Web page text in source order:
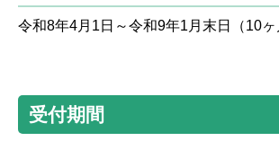
令和8年4月1日～令和9年1月末日（10ヶ
受付期間